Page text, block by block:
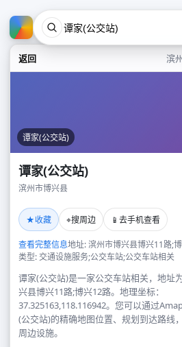
返回 滨
谭家(公交站)
谭家(公交站)
滨州市博兴县
★收藏 ⌖搜周边 📱 去手机查看
查看完整信息地址: 滨州市博兴县博兴11路;
类型: 交通设施服务;公交车站;公交车站相关
谭家(公交站)是一家公交车站相关，地址
兴县博兴11路;博兴12路。地理坐标：
37.325163,118.116942。您可以通过
(公交站)的精确地图位置、规划到达路线
周边设施。